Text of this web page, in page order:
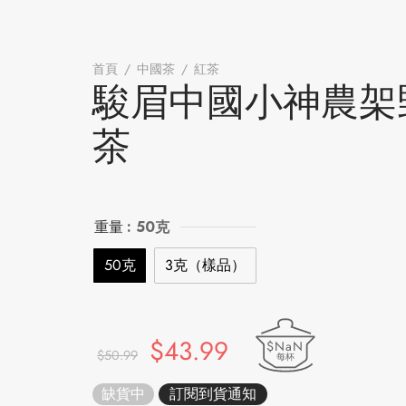
首頁 / 中國茶 / 紅茶
駿眉中國小神農
茶
重量 : 50克
50克
3克（樣品）
$50.99
原始價
格：
$50.99。
$43.99
目前價
格：
$43.99。
$NaN
每杯
缺貨中